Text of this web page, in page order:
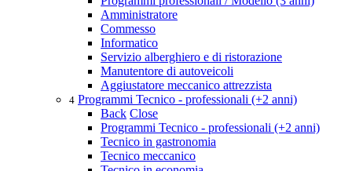
Amministratore
Commesso
Informatico
Servizio alberghiero e di ristorazione
Manutentore di autoveicoli
Aggiustatore meccanico attrezzista
4 Programmi Tecnico - professionali (+2 anni)
Back Close
Programmi Tecnico - professionali (+2 anni)
Tecnico in gastronomia
Tecnico meccanico